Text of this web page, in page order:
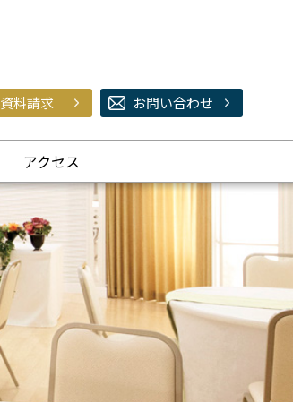
資料請求 お問い合わせ
アクセス